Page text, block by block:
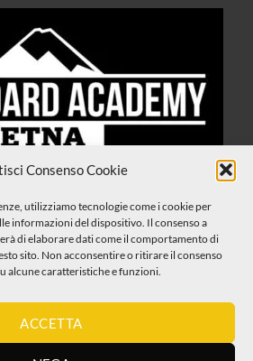
Consenso Cookie
utilizziamo tecnologie come i cookie per
informazioni del dispositivo. Il consenso a
di elaborare dati come il comportamento di
sito. Non acconsentire o ritirare il consenso
alcune caratteristiche e funzioni.
ACCETTA